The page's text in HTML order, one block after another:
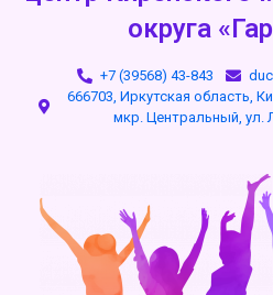
округа
+7 (39568) 43-843
666703, Иркутская область,
мкр. Центральный, ул.